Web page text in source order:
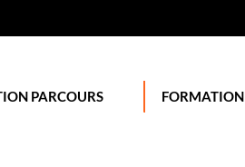
PARCOURS FORMATION